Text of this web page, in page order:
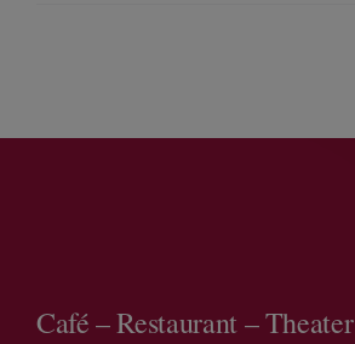
Café – Restaurant – Theater